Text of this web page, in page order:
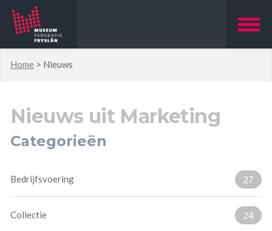
Home > Nieuws
Nieuws uit Marketing
Categorieën
Bedrijfsvoering 27
Collectie 24